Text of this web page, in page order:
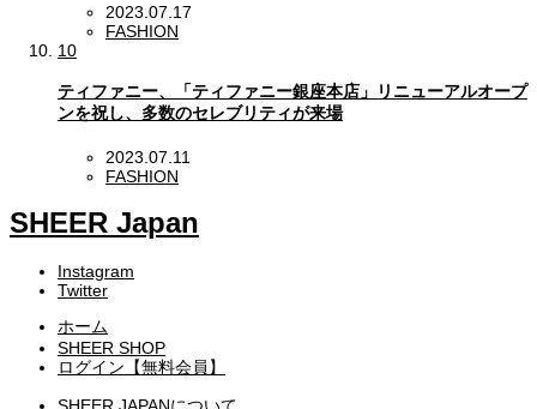
2023.07.17
FASHION
10
ティファニー、「ティファニー銀座本店」リニューアルオープ
ンを祝し、多数のセレブリティが来場
2023.07.11
FASHION
SHEER Japan
Instagram
Twitter
ホーム
SHEER SHOP
ログイン【無料会員】
SHEER JAPANについて